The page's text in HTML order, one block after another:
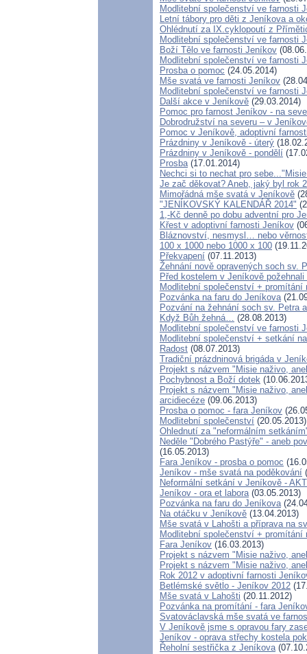
Modlitební společenství ve farnosti
Letní tábory pro děti z Jeníkova a
Ohlédnutí za IX.cyklopoutí z
Modlitební společenství ve farnosti
Boží Tělo ve farnosti Jeníkov
Modlitební společenství ve farnosti
Prosba o pomoc (24.05.2014)
Mše svatá ve farnosti Jeníkov
Modlitební společenství ve farnosti
Další akce v Jeníkově (29.03.2014)
Pomoc pro farnost Jeníkov - na
Dobrodružství na severu – v
Pomoc v Jeníkově, adoptivní
Prázdniny v Jeníkově - úterý
Prázdniny v Jeníkově - pondělí
Prosba(17.01.2014)
Nechci si to nechat pro
Je zač děkovat? Aneb, jaký byl rok
Mimořádná mše svatá v Jeníkově
"JENÍKOVSKÝ KALENDÁŘ 2014"
1,-Kč denně po dobu adventní pro
Křest v adoptivní farnosti Jeníkov
Bláznovství, nesmysl… nebo
100 x 1000 nebo 1000 x 100
Překvapení (07.11.2013)
Žehnání nově opravených soch sv.
Před kostelem v Jeníkově
Modlitební společenství + promítání
Pozvánka na faru do Jeníkova
Pozvání na žehnání soch sv. Petra
Když Bůh žehná… (28.08.2013)
Modlitební společenství ve farnosti
Modlitební společenství + setkání
Radost (08.07.2013)
Tradiční prázdninová brigáda v
Projekt s názvem "Misie naživo,
Pochybnost a Boží dotek
Projekt s názvem "Misie naživo,
arcidiecéze (09.06.2013)
Prosba o pomoc - fara Jeníkov
Modlitební společenství (20.05.2013)
Ohlednutí za "neformálním
Neděle "Dobrého Pastýře" - aneb
(16.05.2013)
Fara Jeníkov - prosba o pomoc
Jeníkov - mše svatá na poděkování
Neformální setkání v Jeníkově -
Jeníkov - ora et labora(03.05.2013)
Pozvánka na faru do Jeníkova
Na otáčku v Jeníkově (13.04.2013)
Mše svatá v Lahošti a příprava na
Modlitební společenství + promítání
Fara Jeníkov (16.03.2013)
Projekt s názvem "Misie naživo,
Projekt s názvem "Misie naživo,
Rok 2012 v adoptivní farnosti
Betlémské světlo - Jeníkov 2012
Mše svatá v Lahošti (20.11.2012)
Pozvánka na promítání - fara
Svatováclavská mše svatá ve
V Jeníkově jsme s opravou fary
Jeníkov - oprava střechy kostela
Řeholní sestřička z Jeníkova